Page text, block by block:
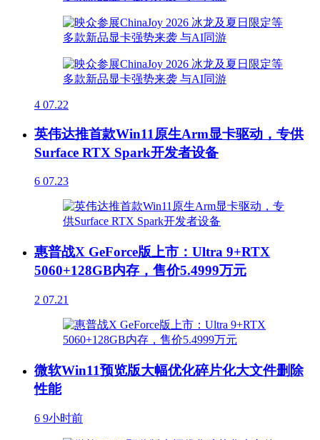
4 07.22
英伟达推首款Win11原生Arm显卡驱动，专供
Surface RTX Spark开发者设备
6 07.23
惠普战X GeForce版上市：Ultra 9+RTX
5060+128GB内存，售价5.4999万元
2 07.21
微软Win11预览版大幅优化碎片化大文件删除
性能
6 9小时前